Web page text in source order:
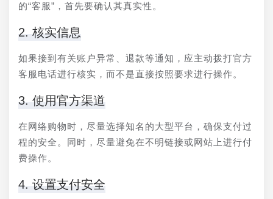
的“客服”，首先要确认其真实性。
2. 核实信息
如果接到有关账户异常、退款等通知，应主动拨打官方
客服电话进行核实，而不是直接按照要求进行操作。
3. 使用官方渠道
在网络购物时，尽量选择知名的大型平台，确保支付过
程的安全。同时，尽量避免在不明链接或网站上进行付
费操作。
4. 设置支付安全